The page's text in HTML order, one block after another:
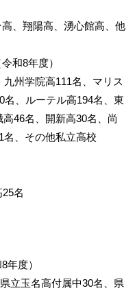
、翔陽高、湧心館高、他
和8年度）
州学院高111名、マリス
名、ルーテル高194名、東
46名、開新高30名、尚
名、その他私立高校
名
年度）
立玉名高付属中30名、県